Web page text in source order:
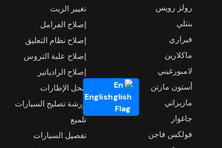
English
رولز رويس
بنتلي
فيراري
ماكلارين
لامبورغيني
أستون مارتن
مازيراتي
جاغوار
فولكس فاجن
تغيير الزيت
إصلاح الفرامل
إصلاح نظام التعليق
إصلاح علبة التروس
إصلاح الرادياتير
محل الإطارات
ورشة تصليح السيارات
تلميع
تفصيل السيارات